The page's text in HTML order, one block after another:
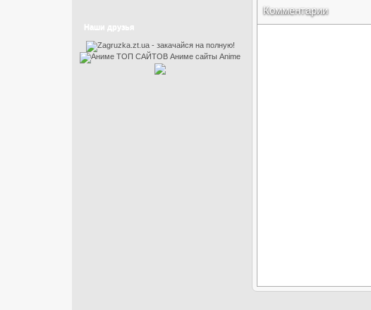
Наши друзья
Комментарии